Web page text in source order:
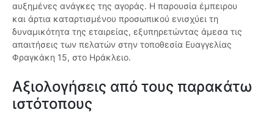
αυξημένες ανάγκες της αγοράς. Η παρουσία έμπειρου
και άρτια καταρτισμένου προσωπικού ενισχύει τη
δυναμικότητα της εταιρείας, εξυπηρετώντας άμεσα τις
απαιτήσεις των πελατών στην τοποθεσία Ευαγγελίας
Φραγκάκη 15, στο Ηράκλειο.
Αξιολογήσεις από τους παρακάτω
ιστότοπους